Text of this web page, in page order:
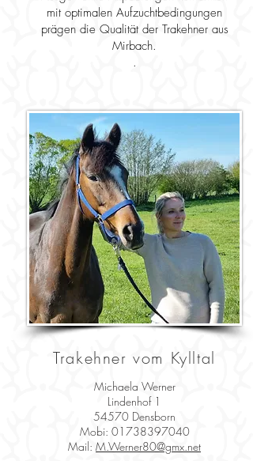
mit optimalen Aufzuchtbedingungen
prägen die Qualität der Trakehner aus
Mirbach.
.
Trakehner vom Kylltal
Michaela Werner
Lindenhof 1
54570 Densborn
Mobi: 01738397040
Mail: M.Werner80@gmx.net